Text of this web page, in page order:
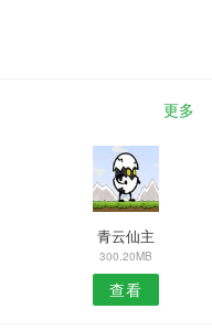
更多
青云仙主
300.20MB
查看